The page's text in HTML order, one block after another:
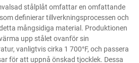
stålplåt omfattar en omfattande
definierar tillverkningsprocessen och
mångsidiga material. Produktionen
upp stålet ovanför sin
vanligtvis cirka 1 700°F, och passera
för att uppnå önskad tjocklek. Dessa